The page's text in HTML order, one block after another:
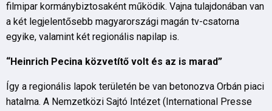
filmipar kormánybiztosaként működik. Vajna tulajdonában van
a két legjelentősebb magyarországi magán tv-csatorna
egyike, valamint két regionális napilap is.
“Heinrich Pecina közvetítő volt és az is marad”
Így a regionális lapok területén be van betonozva Orbán piaci
hatalma. A Nemzetközi Sajtó Intézet (International Presse